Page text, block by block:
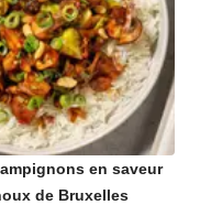
en saveur
de Bruxelles